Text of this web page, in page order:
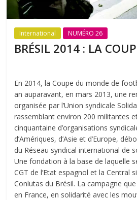
International NUMÉRO 26
BRÉSIL 2014 : LA
En 2014, la Coupe du monde de
an auparavant, en mars 2013, une
organisée par l’Union syndicale
rassemblant environ 200 militantes
cinquantaine d’organisations
d’Amériques, d’Asie et d’Europe,
du Réseau syndical international de
Une fondation à la base de laquelle
CGT de l’Etat espagnol et la Central
Conlutas du Brésil. La campagne
en France, en solidarité avec les